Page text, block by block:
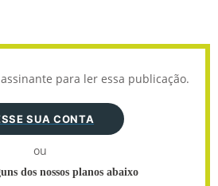
para ler essa publicação.
SUA CONTA
ou
dos nossos planos abaixo